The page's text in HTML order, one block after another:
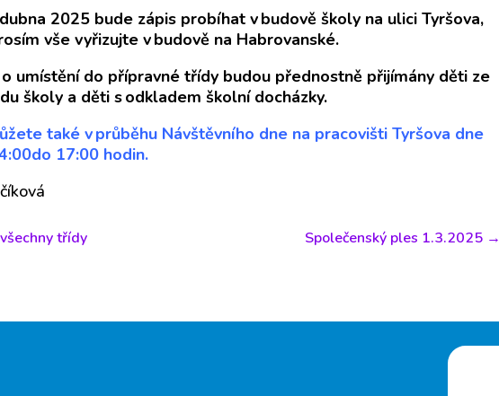
2025 bude zápis probíhat v budově školy na ulici Tyršova,
vše vyřizujte v budově na Habrovanské.
umístění do přípravné třídy budou přednostně přijímány děti ze
školy a děti s odkladem školní docházky.
také v průběhu Návštěvního dne na pracovišti Tyršova dne
17:00 hodin.
třídy Společenský ples 1.3.2025 →